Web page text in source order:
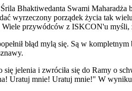
Bhaktiwedanta Swami Maharadża
wyrzeczony porządek życia tak
przywódców z ISKCON'u myśli,
błąd mylą się. Są w
się jelenia i zwróciła się do Ramy o
Uratuj mnie! Uratuj mnie!" W wyniku